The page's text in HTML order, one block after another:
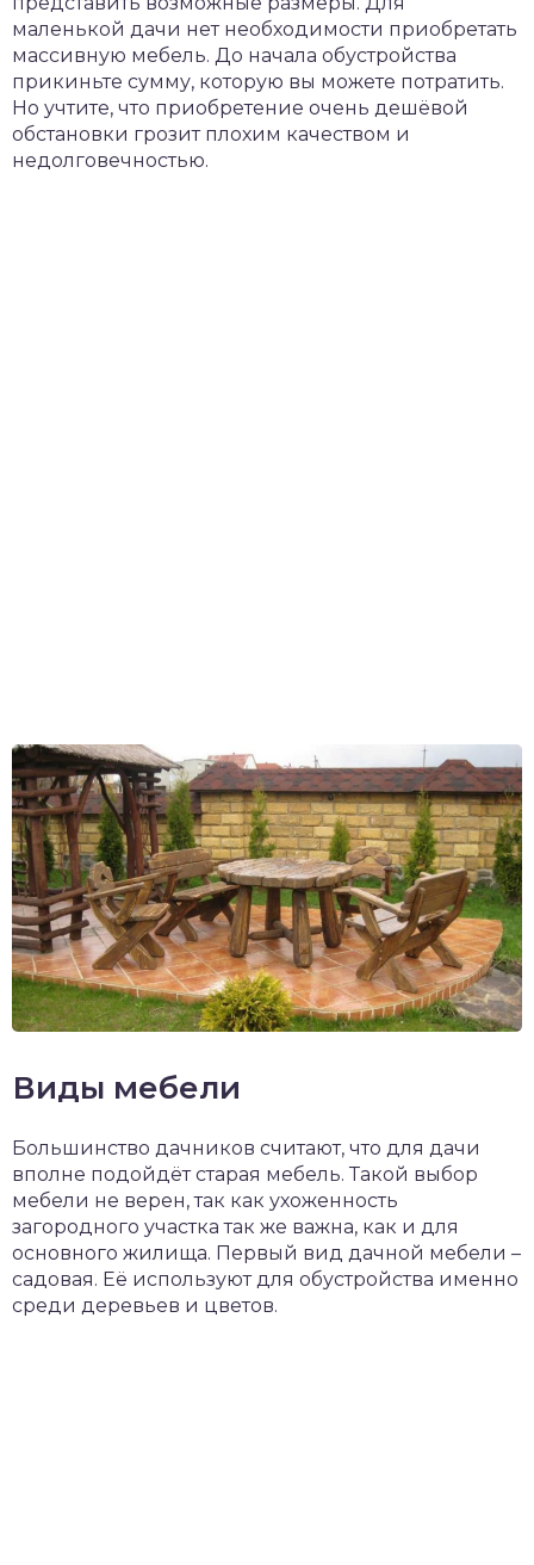
маленькой дачи нет необходимости приобретать
массивную мебель. До начала обустройства
прикиньте сумму, которую вы можете потратить.
Но учтите, что приобретение очень дешёвой
обстановки грозит плохим качеством и
недолговечностью.
Виды мебели
Большинство дачников считают, что для дачи
вполне подойдёт старая мебель. Такой выбор
мебели не верен, так как ухоженность
загородного участка так же важна, как и для
основного жилища. Первый вид дачной мебели –
садовая. Её используют для обустройства именно
среди деревьев и цветов.